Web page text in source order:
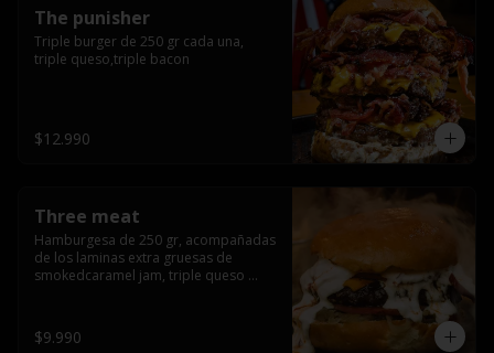
The punisher
Triple burger de 250 gr cada una,
triple queso,triple bacon
$12.990
Three meat
Hamburgesa de 250 gr, acompañadas
de los laminas extra gruesas de
smokedcaramel jam, triple queso
$9.990